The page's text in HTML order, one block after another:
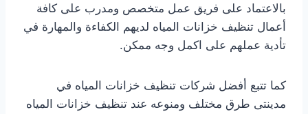
بالاعتماد على فريق عمل متخصص ومدرب على كافة
أعمال تنظيف خزانات المياه لديهم الكفاءة والمهارة في
تأدية عملهم على اكمل وجه ممكن.
كما تتبع أفضل شركات تنظيف خزانات المياه في
مدينتى طرق مختلف ومنوعه عند تنظيف خزانات المياه